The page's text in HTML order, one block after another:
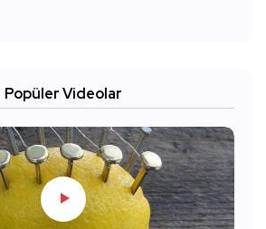
Popüler Videolar